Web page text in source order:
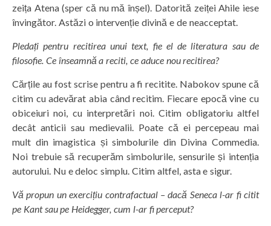
zeița Atena (sper că nu mă înșel). Datorită zeiței Ahile iese
învingător. Astăzi o intervenție divină e de neacceptat.
Pledați pentru recitirea unui text, fie el de literatura sau de
filosofie. Ce înseamnă a reciti, ce aduce nou recitirea?
Cărțile au fost scrise pentru a fi recitite. Nabokov spune că
citim cu adevărat abia când recitim. Fiecare epocă vine cu
obiceiuri noi, cu interpretări noi. Citim obligatoriu altfel
decât anticii sau medievalii. Poate că ei percepeau mai
mult din imagistica și simbolurile din Divina Commedia.
Noi trebuie să recuperăm simbolurile, sensurile și intenția
autorului. Nu e deloc simplu. Citim altfel, asta e sigur.
Vă propun un exercițiu contrafactual – dacă Seneca l-ar fi citit
pe Kant sau pe Heidegger, cum l-ar fi perceput?